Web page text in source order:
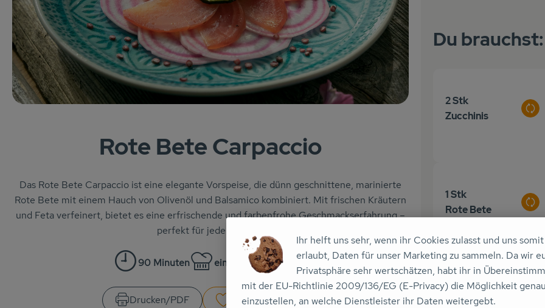
Rote Bete Carpaccio
Das Rote Bete Carpaccio ist eine elegante Vorspeise, die dünn geschnittene, marinierte
Rote Bete mit einem Hauch von Olivenöl und Balsamico kombiniert. Mit frischen Kräutern
und Feta verfeinert, bietet es eine erfrischende und farbenfrohe Geschmackserfahrung –
perfekt für jeden Anlass!
Zubreitungszeit:
90 Minuten
Schwierigkeit:
einfach 6 Zutaten
Drucken​/​PDF Rezept speichern
Du brauchst:
2 Stk
Zucchinis
1 Stk
Rote Bete
1 TL
Johannisbeerge
Ihr helft uns sehr, wenn ihr Cookies zulasst und uns somit
erlaubt, Daten für unser Marketing zu sammeln. Da wir
Privatsphäre sehr wertschätzen, habt ihr in
mit der EU-Richtlinie 2009/136/EG (E-Privacy) die Möglichkeit genau
einzustellen, an welche Dienstleister ihr Daten weitergebt.